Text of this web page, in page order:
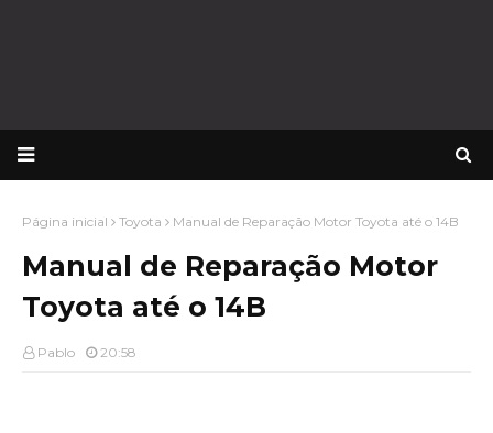
Página inicial Toyota Manual de Reparação Motor Toyota até o 14B
Manual de Reparação Motor
Toyota até o 14B
Pablo 20:58